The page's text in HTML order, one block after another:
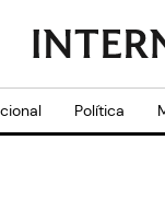
Política